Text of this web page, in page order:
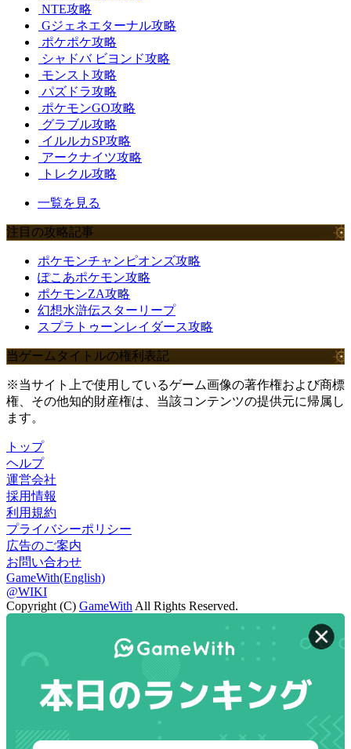
NTE攻略
Gジェネエターナル攻略
ポケポケ攻略
シャドバ ビヨンド攻略
モンスト攻略
パズドラ攻略
ポケモンGO攻略
グラブル攻略
イルルカSP攻略
アークナイツ攻略
トレクル攻略
一覧を見る
注目の攻略記事
ポケモンチャンピオンズ攻略
ぽこあポケモン攻略
ポケモンZA攻略
幻想水滸伝スターリープ
スプラトゥーンレイダース攻略
当ゲームタイトルの権利表記
※当サイト上で使用しているゲーム画像の著作権および商標
権、その他知的財産権は、当該コンテンツの提供元に帰属し
ます。
トップ
ヘルプ
運営会社
採用情報
利用規約
プライバシーポリシー
広告のご案内
お問い合わせ
GameWith(English)
@WIKI
Copyright (C) GameWith All Rights Reserved.